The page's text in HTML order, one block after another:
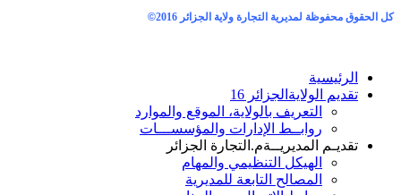
كل الحقوق محفوظة لمديرية التجارة ولاية الجزائر 2016 ©
الرئيسية
تقديم الولاية الجزائر 16
التعريف بالولاية، الموقع والموارد
روابــط الإدارات والمؤسســـات
تقديـم المديريــةم.التجارة الجزائر
الهيكل التنظيمي والمهام
المصالح التابعة للمديرية